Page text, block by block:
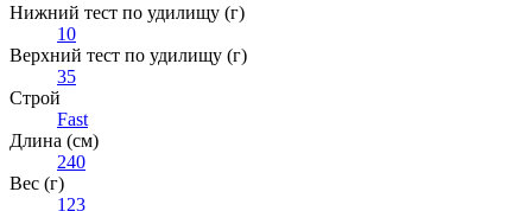
Нижний тест по удилищу (г)
10
Верхний тест по удилищу (г)
35
Строй
Fast
Длина (см)
240
Вес (г)
123